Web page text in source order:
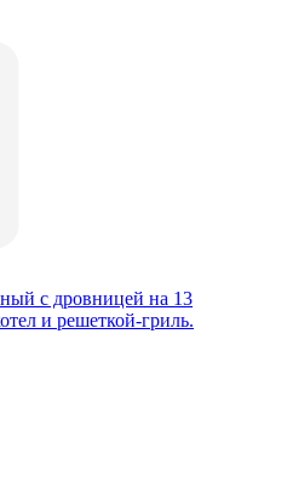
с дровницей на 13
и решеткой-гриль.